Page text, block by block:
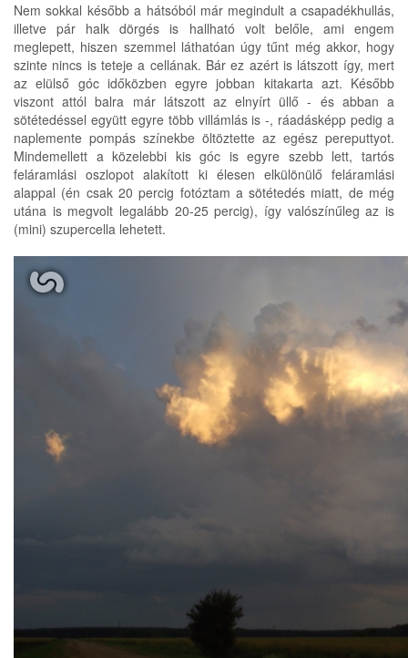
Nem sokkal később a hátsóból már megindult a csapadékhullás,
illetve pár halk dörgés is hallható volt belőle, ami engem
meglepett, hiszen szemmel láthatóan úgy tűnt még akkor, hogy
szinte nincs is teteje a cellának. Bár ez azért is látszott így, mert
az elülső góc időközben egyre jobban kitakarta azt. Később
viszont attól balra már látszott az elnyírt üllő - és abban a
sötétedéssel együtt egyre több villámlás is -, ráadásképp pedig a
naplemente pompás színekbe öltöztette az egész pereputtyot.
Mindemellett a közelebbi kis góc is egyre szebb lett, tartós
feláramlási oszlopot alakított ki élesen elkülönülő feláramlási
alappal (én csak 20 percig fotóztam a sötétedés miatt, de még
utána is megvolt legalább 20-25 percig), így valószínűleg az is
(mini) szupercella lehetett.